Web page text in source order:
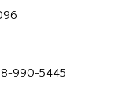
990-5445